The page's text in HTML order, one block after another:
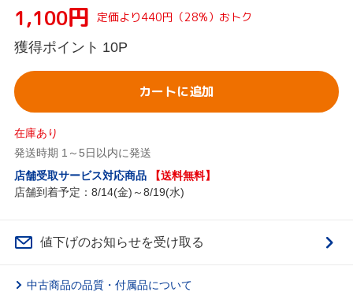
1,100円 定価より440円（28%）おトク
獲得ポイント 10P
カートに追加
在庫あり
発送時期 1～5日以内に発送
店舗受取サービス対応商品
【送料無料】
店舗到着予定：8/14(金)～8/19(水)
値下げのお知らせを受け取る
中古商品の品質・付属品について